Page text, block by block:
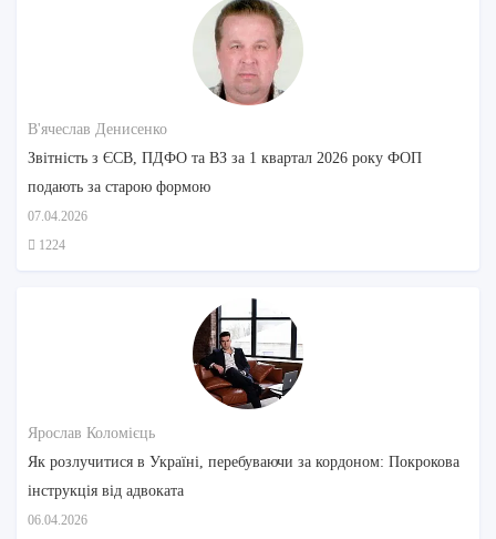
В'ячеслав Денисенко
Звітність з ЄСВ, ПДФО та ВЗ за 1 квартал 2026 року ФОП
подають за старою формою
07.04.2026
1224
Ярослав Коломієць
Як розлучитися в Україні, перебуваючи за кордоном: Покрокова
інструкція від адвоката
06.04.2026